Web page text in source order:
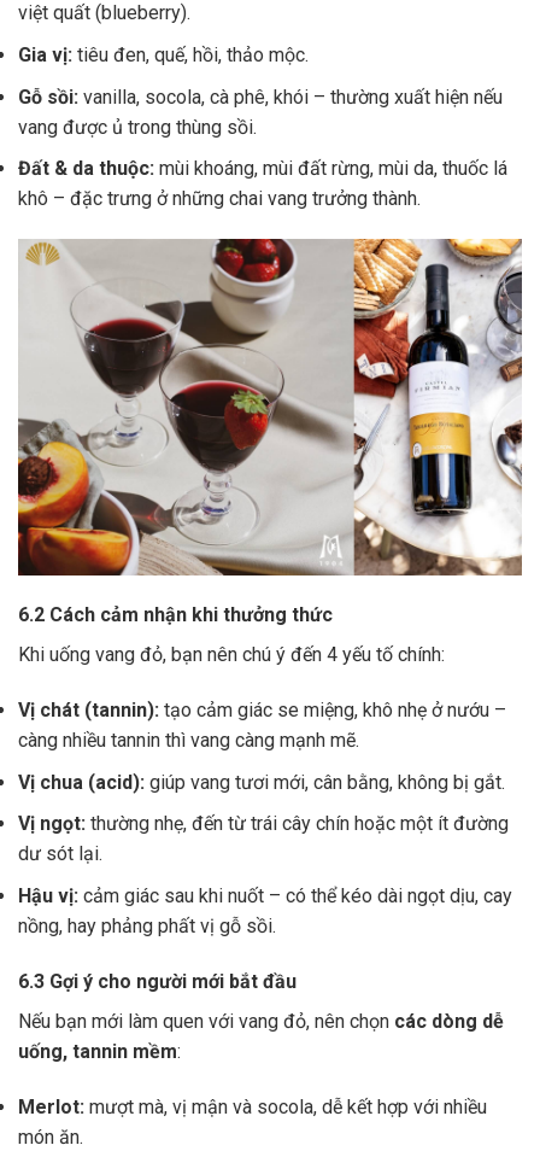
việt quất (blueberry).
Gia vị: tiêu đen, quế, hồi, thảo mộc.
Gỗ sồi: vanilla, socola, cà phê, khói – thường xuất hiện nếu
vang được ủ trong thùng sồi.
Đất & da thuộc: mùi khoáng, mùi đất rừng, mùi da, thuốc lá
khô – đặc trưng ở những chai vang trưởng thành.
6.2 Cách cảm nhận khi thưởng thức
Khi uống vang đỏ, bạn nên chú ý đến 4 yếu tố chính:
Vị chát (tannin): tạo cảm giác se miệng, khô nhẹ ở nướu –
càng nhiều tannin thì vang càng mạnh mẽ.
Vị chua (acid): giúp vang tươi mới, cân bằng, không bị gắt.
Vị ngọt: thường nhẹ, đến từ trái cây chín hoặc một ít đường
dư sót lại.
Hậu vị: cảm giác sau khi nuốt – có thể kéo dài ngọt dịu, cay
nồng, hay phảng phất vị gỗ sồi.
6.3 Gợi ý cho người mới bắt đầu
Nếu bạn mới làm quen với vang đỏ, nên chọn các dòng dễ
uống, tannin mềm:
Merlot: mượt mà, vị mận và socola, dễ kết hợp với nhiều
món ăn.